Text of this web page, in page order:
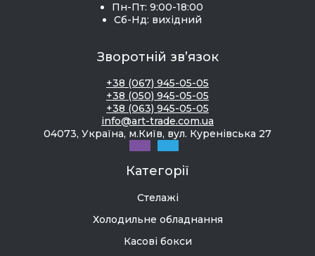
Пн-Пт: 9:00-18:00
Сб-Нд: вихідний
Зворотній зв’язок
+38 (067) 945-05-05
+38 (050) 945-05-05
+38 (063) 945-05-05
info@art-trade.com.ua
04073, Україна, м.Київ, вул. Куренівська 27
Категорії
Стелажі
Холодильне обладнання
Касові бокси